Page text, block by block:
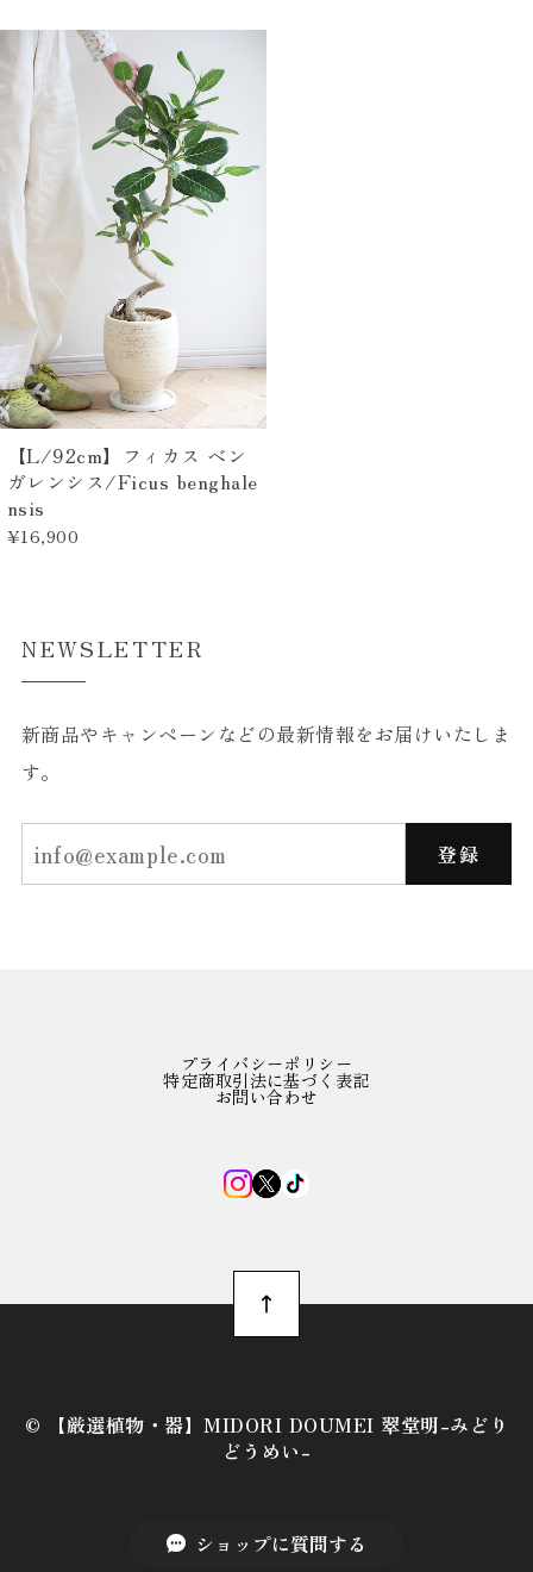
【L/92cm】フィカス ベン
ガレンシス/Ficus benghale
nsis
¥16,900
NEWSLETTER
新商品やキャンペーンなどの最新情報をお届けいたしま
す。
登録
プライバシーポリシー
特定商取引法に基づく表記
お問い合わせ
©︎ 【厳選植物・器】MIDORI DOUMEI 翠堂明-みどり
どうめい-
ショップに質問する